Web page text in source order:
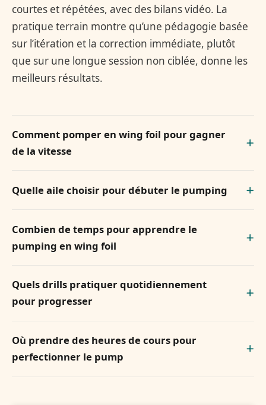
courtes et répétées, avec des bilans vidéo. La
pratique terrain montre qu’une pédagogie basée
sur l’itération et la correction immédiate, plutôt
que sur une longue session non ciblée, donne les
meilleurs résultats.
Comment pomper en wing foil pour gagner
de la vitesse
Quelle aile choisir pour débuter le pumping
Combien de temps pour apprendre le
pumping en wing foil
Quels drills pratiquer quotidiennement
pour progresser
Où prendre des heures de cours pour
perfectionner le pump